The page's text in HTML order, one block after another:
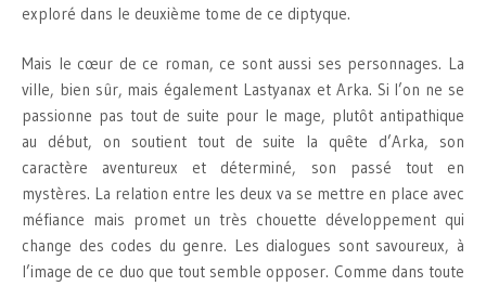
exploré dans le deuxième tome de ce diptyque.
Mais le cœur de ce roman, ce sont aussi ses personnages. La
ville, bien sûr, mais également Lastyanax et Arka. Si l’on ne se
passionne pas tout de suite pour le mage, plutôt antipathique
au début, on soutient tout de suite la quête d’Arka, son
caractère aventureux et déterminé, son passé tout en
mystères. La relation entre les deux va se mettre en place avec
méfiance mais promet un très chouette développement qui
change des codes du genre. Les dialogues sont savoureux, à
l’image de ce duo que tout semble opposer. Comme dans toute